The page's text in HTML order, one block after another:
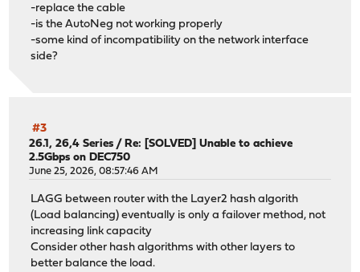
-replace the cable
-is the AutoNeg not working properly
-some kind of incompatibility on the network interface
side?
#3
26.1, 26,4 Series /Re: [SOLVED] Unable to achieve
2.5Gbps on DEC750
June 25, 2026, 08:57:46 AM
LAGG between router with the Layer2 hash algorith
(Load balancing) eventually is only a failover method, not
increasing link capacity
Consider other hash algorithms with other layers to
better balance the load.